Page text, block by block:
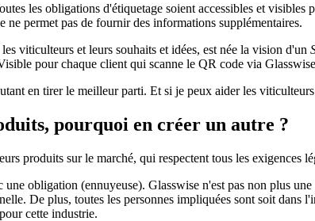
les obligations d'étiquetage soient accessibles et
ne permet pas de fournir des informations supplémentaires.
viticulteurs et leurs souhaits et idées, est née la vision d'un
pour chaque client qui scanne le QR code via
en tirer le meilleur parti. Et si je peux aider les
pourquoi en créer un autre ?
produits sur le marché, qui respectent tous les exigences
une obligation (ennuyeuse). Glasswise n'est pas non plus
De plus, toutes les personnes impliquées sont soit
cette industrie.